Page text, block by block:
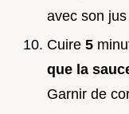
avec son
Cuire 5
que la
Garnir de